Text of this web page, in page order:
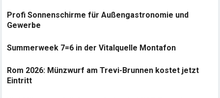
Profi Sonnenschirme für Außengastronomie und
Gewerbe
Summerweek 7=6 in der Vitalquelle Montafon
Rom 2026: Münzwurf am Trevi-Brunnen kostet jetzt
Eintritt